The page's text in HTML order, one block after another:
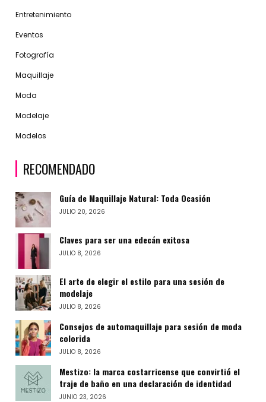
Entretenimiento
Eventos
Fotografía
Maquillaje
Moda
Modelaje
Modelos
RECOMENDADO
Guía de Maquillaje Natural: Toda Ocasión
JULIO 20, 2026
Claves para ser una edecán exitosa
JULIO 8, 2026
El arte de elegir el estilo para una sesión de
modelaje
JULIO 8, 2026
Consejos de automaquillaje para sesión de moda
colorida
JULIO 8, 2026
Mestizo: la marca costarricense que convirtió el
traje de baño en una declaración de identidad
JUNIO 23, 2026